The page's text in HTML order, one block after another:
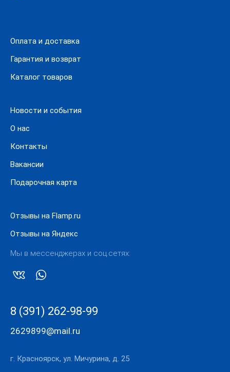
Оплата и доставка
Гарантия и возврат
Каталог товаров
Новости и события
О нас
Контакты
Вакансии
Подарочная карта
Отзывы на Flamp.ru
Отзывы на Яндекс
Мы в мессенджерах и соц.сетях:
8 (391) 262-98-99
2629899@mail.ru
г. Красноярск, ул. Мичурина, д. 25